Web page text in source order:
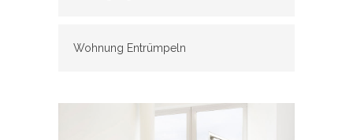
Wohnung Entrümpeln